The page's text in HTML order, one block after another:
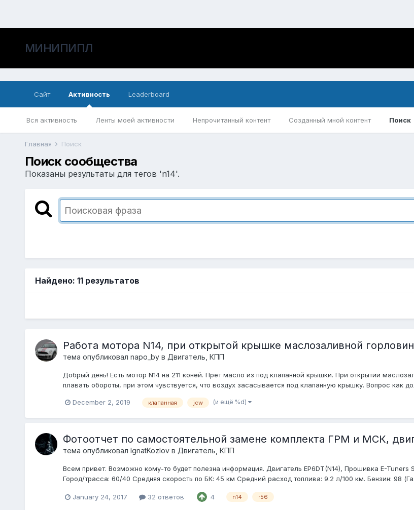
МИНИПИПЛ
Сайт Активность
Вся активность Ленты моей активности Непрочитанный контент Созданный мной контент Поиск
Leaderboard
Главная Поиск
Поиск сообщества
Показаны результаты для тегов 'n14'.
Найдено: 11 результатов
Работа мотора N14, при открытой крышке маслозаливной
тема опубликовал napo_byв Двигатель, КПП
Добрый день! Есть мотор N14 на 211 коней. Прет масло из под клапанной крышки. При открытии
плавать обороты, при этом чувствуется, что воздух засасывается под клапанную крышку. Вопрос как
December 2, 2019 клапанная jcw (и ещё %d)
Фотоотчет по самостоятельной замене комплекта ГРМ и МСК,
тема опубликовал IgnatKozlovв Двигатель, КПП
Всем привет. Возможно кому-то будет полезна информация. Двигатель EP6DT(N14), Прошивка E-
Город/трасса: 60/40 Средняя скорость по БК: 45 км Средний расход топлива: 9.2 л/100 км. Бензин: 98
January 24, 2017 32 ответов 4 n14 r56